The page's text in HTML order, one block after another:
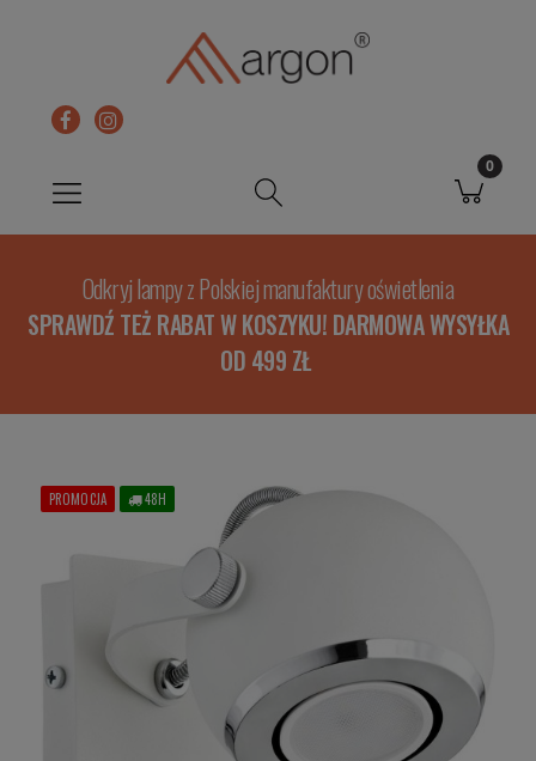
Odkryj lampy z Polskiej manufaktury oświetlenia
SPRAWDŹ TEŻ RABAT W KOSZYKU! DARMOWA WYSYŁKA
OD 499 ZŁ
PROMOCJA 48H